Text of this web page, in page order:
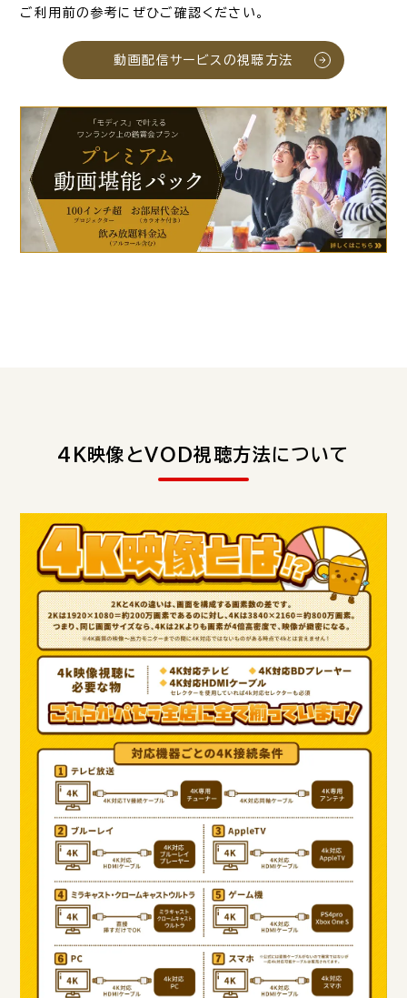
ご利用前の参考にぜひご確認ください。
動画配信サービスの視聴方法
4K映像とVOD視聴方法について